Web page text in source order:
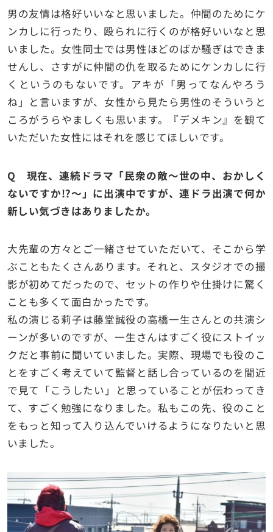
男の友情は格好いいなと思いました。仲間のためにケ
ンカしに行ったり、殴られに行くのが格好いいなと思
いました。女性同士では男性ほどのばか騒ぎはできま
せんし、さすがに仲間の仇を取るためにケンカしに行
くというのもないです。アキが「男ってなんやろう
ね」と言いますが、女性から見たら男性のそういうと
ころがうらやましくも思います。『デメキン』を観て
いただいた女性にはそれを感じてほしいです。
Q 現在、連続ドラマ「民衆の敵～世の中、おかしく
ないですか!?～」に出演中ですが、連ドラ出演で何か
新しい気づきはありましたか。
大先輩の方々とご一緒させていただいて、そこから学
ぶこともたくさんあります。それと、スタジオでの撮
影が初めてだったので、セットの作りや仕掛けに驚く
ことも多くて面白かったです。
私の演じる莉子は藤堂誠役の高橋一生さんとの共演シ
ーンが多いのですが、一生さんはすごく役にストイッ
クだと事前に聞いていました。実際、現場でも役のこ
とをすごく考えていて監督と話し合っているのを間近
で見て「こうしたい」と思っていることが伝わってき
て、すごく勉強になりました。私もこの先、役のこと
をもっと知って入り込んでいけるようになりたいと思
いました。